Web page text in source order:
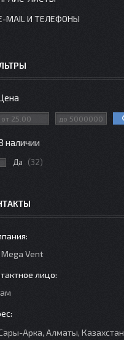
MAIL И ТЕЛЕФОНЫ
наличии
Да 32
Mega Vent
Арка, Алматы, Казахстан